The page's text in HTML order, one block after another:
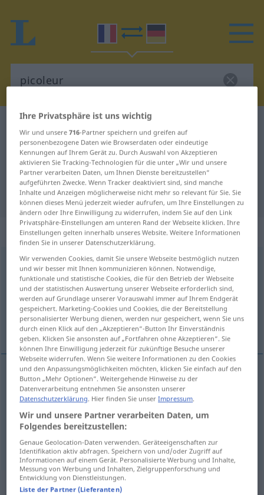
Französisch-Deutsch Wörterbuch
Französisch-Deutsch Übersetzung
für "picoleur"
"picoleur" Deutsch Übersetzung
„picoleur“: masculin
picoleur [pikɔlœʀ]m FAM,picoleusef FAM
Übersicht aller Übersetzungen
(Für mehr Details die Übersetzung anklicken/antippen)
Trinkerin, Säuferin, Schluckspecht
Trinker(in)m(f) picoleur
Säufer(in) m(f) picoleur POP
Schluckspechtm picoleur FAM PLAIS
Synonyme für "picoleur"
Ihre Privatsphäre ist uns wichtig
Wir und unsere716-Partner speichern und greifen auf
personenbezogene Daten wie Browserdaten oder eindeutige
Kennungen auf Ihrem Gerät zu. Durch Auswahl von Akzeptieren
aktivieren Sie Tracking-Technologien für die unter „Wir und unsere
Partner verarbeiten Daten, um Ihnen Dienste bereitzustellen“
aufgeführten Zwecke. Wenn Tracker deaktiviert sind, sind manche
Inhalte und Anzeigen möglicherweise nicht mehr so relevant für Sie. Sie
können dieses Menü jederzeit wieder aufrufen, um Ihre Einstellungen zu
ändern oder Ihre Einwilligung zu widerrufen, indem Sie auf den Link
Privatsphäre-Einstellungen am unteren Rand der Webseite klicken. Ihre
Einstellungen gelten innerhalb unseres Website. Weitere Informationen
finden Sie in unserer Datenschutzerklärung.
Wir verwenden Cookies, damit Sie unsere Webseite bestmöglich nutzen
und wir besser mit Ihnen kommunizieren können. Notwendige,
funktionale und statistische Cookies, die für den Betrieb der Webseite
und der statistischen Auswertung unserer Webseite erforderlich sind,
werden auf Grundlage unserer Vorauswahl immer auf Ihrem Endgerät
gespeichert. Marketing-Cookies und Cookies, die der Bereitstellung
personalisierter Werbung dienen, werden nur gespeichert, wenn Sie uns
durch einen Klick auf den „Akzeptieren“-Button Ihr Einverständnis
geben. Klicken Sie ansonsten auf „Fortfahren ohne Akzeptieren“. Sie
können Ihre Einwilligung jederzeit für zukünftige Besuche unserer
Webseite widerrufen. Wenn Sie weitere Informationen zu den Cookies
und den Anpassungsmöglichkeiten möchten, klicken Sie einfach auf den
Button „Mehr Optionen“. Weitergehende Hinweise zu der
Datenverarbeitung entnehmen Sie ansonsten unserer
Datenschutzerklärung. Hier finden Sie unserImpressum.
Wir und unsere Partner verarbeiten Daten, um
Folgendes bereitzustellen:
Genaue Geolocation-Daten verwenden. Geräteeigenschaften zur
Identifikation aktiv abfragen. Speichern von und/oder Zugriff auf
Informationen auf einem Gerät. Personalisierte Werbung und Inhalte,
Messung von Werbung und Inhalten, Zielgruppenforschung und
Entwicklung von Dienstleistungen.
Liste der Partner (Lieferanten)